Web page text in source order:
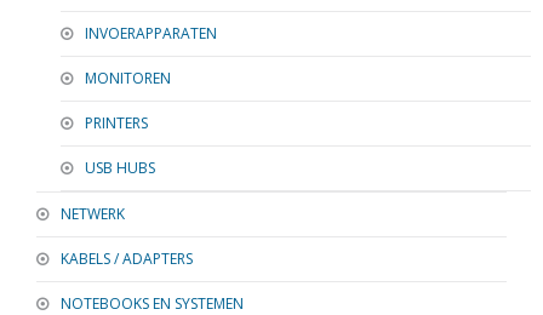
INVOERAPPARATEN
MONITOREN
PRINTERS
USB HUBS
NETWERK
KABELS / ADAPTERS
NOTEBOOKS EN SYSTEMEN